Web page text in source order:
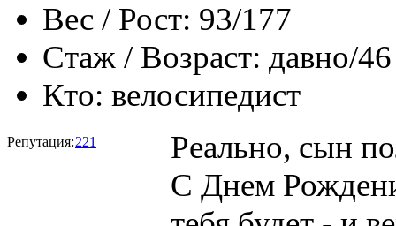
Вес / Рост: 93/177
Стаж / Возраст: давно/46
Кто: велосипедист
Репутация:221
Реально, сын
С Днем